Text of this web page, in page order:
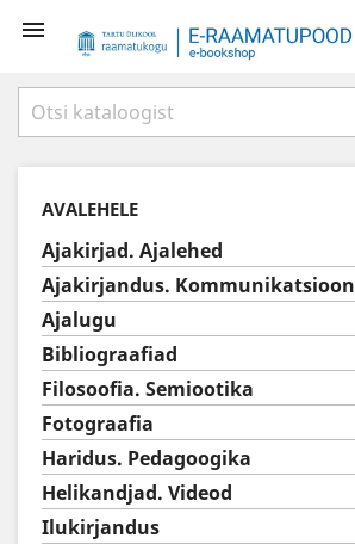

AVALEHELE
Ajakirjad. Ajalehed
Ajakirjandus. Kommunikatsioon
Ajalugu
Bibliograafiad
Filosoofia. Semiootika
Fotograafia
Haridus. Pedagoogika
Helikandjad. Videod
Ilukirjandus